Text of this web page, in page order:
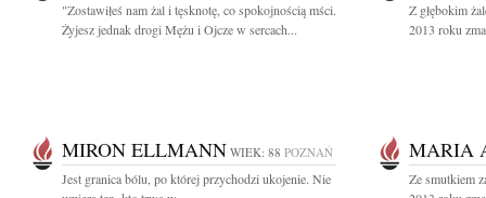
"Zostawiłeś nam żal i tęsknotę, co spokojnością mści.
Żyjesz jednak drogi Mężu i Ojcze w sercach...
Z głębokim
2013 roku
MIRON ELLMANN WIEK: 88 POZNAŃ
Jest granica bólu, po której przychodzi ukojenie. Nie
MARIA
Ze smutkiem